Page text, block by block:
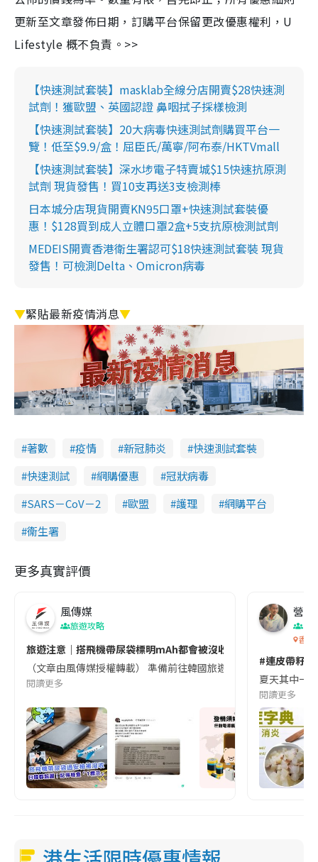
更新至文章發佈日期，訂購平台保留更改優惠權利，U
Lifestyle 概不負責。>>
【快速測試套裝】masklab全線分店開賣$28快速測
試劑！獲歐盟、英國認證 鼻咽拭子採樣檢測
【快速測試套裝】20大病毒快速測試劑購買平台一
覽！低至$9.9/盒！屈臣氏/萬寧/阿布泰/HKTVmall
【快速測試套裝】深水埗電子特賣城$15快速抗原測
試劑 現貨發售！買10支再送3支檢測棒
日本城分店現貨開賣KN95口罩+快速測試套裝優
惠！$128買到成人立體口罩2盒+5支抗原檢測試劑
MEDEIS開賣香港衛生署認可$18快速測試套裝 現貨
發售！可檢測Delta、Omicron病毒
▼緊貼最新疫情消息▼
著數 疫情 新冠肺炎
快速測試套裝
快速測試
網購優惠
冠狀病毒
SARS－CoV－2
歐盟 護理
網購平台
衞生署
更多真實評價
風傳媒
旅遊攻略
旅遊注意｜搭飛機帶尿袋標明mAh都會被沒收😱出發前切記檢查
（文章由風傳媒授權轉載） 準備前往韓國旅遊的民眾，近期要
閱讀更多
營養
香港
#連皮帶籽
夏天其中一
閱讀更多